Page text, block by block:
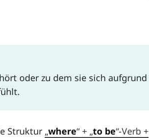
oder zu dem sie sich aufgrund
Struktur „where“ + „to be“-Verb +